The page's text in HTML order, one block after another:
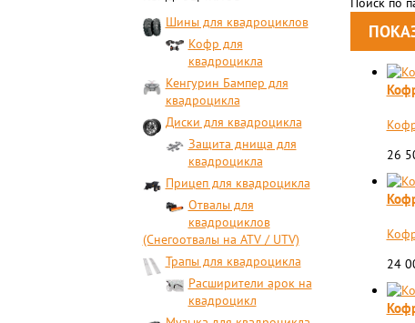
Шины для квадроциклов
Кофр для
квадроцикла
Кенгурин Бампер для
квадроцикла
Диски для квадроцикла
Защита днища для
квадроцикла
Прицеп для квадроцикла
Отвалы для
квадроциклов
(Снегоотвалы на ATV / UTV)
Трапы для квадроцикла
Расширители арок на
квадроцикл
26
24